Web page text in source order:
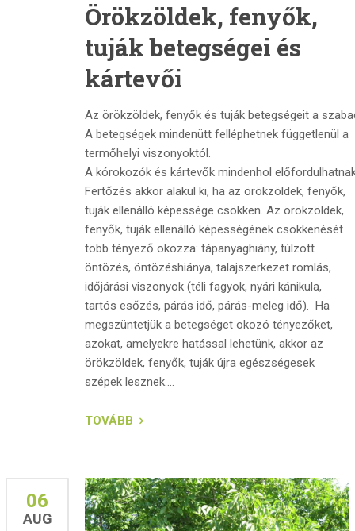
Örökzöldek, fenyők,
tuják betegségei és
kártevői
Az örökzöldek, fenyők és tuják betegségeit a
A betegségek mindenütt felléphetnek függetlenül a
termőhelyi viszonyoktól.
A kórokozók és kártevők mindenhol
Fertőzés akkor alakul ki, ha az örökzöldek, fenyők,
tuják ellenálló képessége csökken. Az örökzöldek,
fenyők, tuják ellenálló képességének csökkenését
több tényező okozza: tápanyaghiány, túlzott
öntözés, öntözéshiánya, talajszerkezet romlás,
időjárási viszonyok (téli fagyok, nyári kánikula,
tartós esőzés, párás idő, párás-meleg idő). Ha
megszüntetjük a betegséget okozó tényezőket,
azokat, amelyekre hatással lehetünk, akkor az
örökzöldek, fenyők, tuják újra egészségesek
szépek lesznek....
TOVÁBB
06
AUG